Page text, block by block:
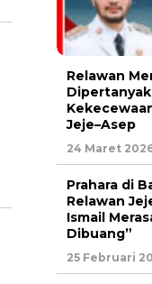
Relawan
Jeje–Asep
24 Maret
Prahara di
Relawan
Ismail
Dibuang”
25 Februari